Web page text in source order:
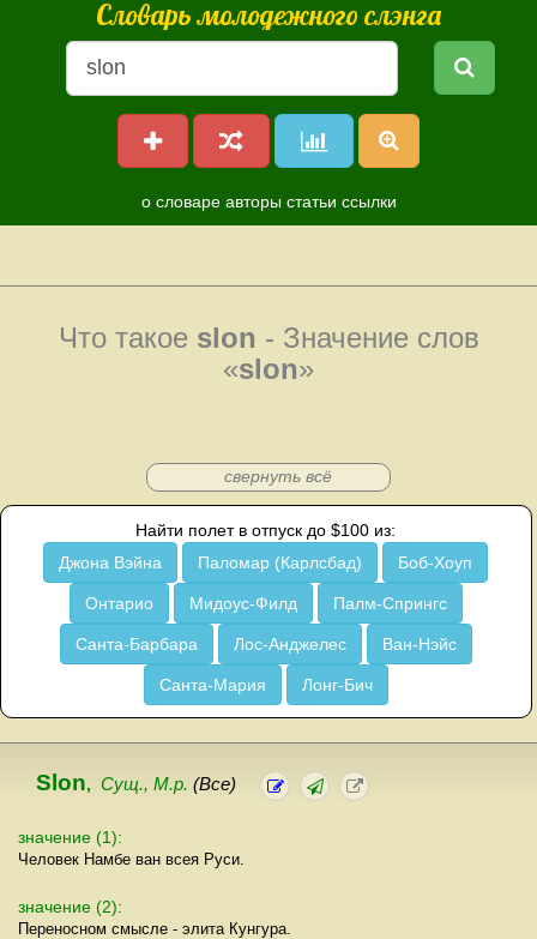
Словарь молодежного слэнга
о словаре авторы статьи ссылки
Что такое slon - Значение слов
«slon»
свернуть всё
Найти полет в отпуск до $100 из:
Джона Вэйна
Паломар (Карлсбад) Боб-Хоуп
Онтарио Мидоус-Филд Палм-Спрингс
Санта-Барбара Лос-Анджелес Ван-Нэйс
Санта-Мария Лонг-Бич
Slon, Сущ., М.р. (Все)
значение (1):
Человек Намбе ван всея Руси.
значение (2):
Переносном смысле - элита Кунгура.